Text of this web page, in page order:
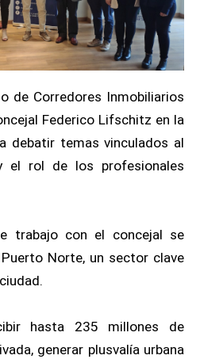
de Corredores Inmobiliarios
Federico Lifschitz en la
debatir temas vinculados al
el rol de los profesionales
trabajo con el concejal se
Norte, un sector clave
hasta 235 millones de
generar plusvalía urbana